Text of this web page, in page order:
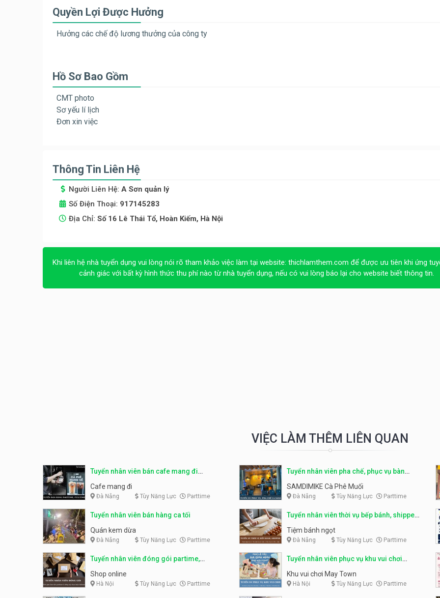
Quyền Lợi Được Hưởng
Hưởng các chế độ lương thưởng của công ty
Hồ Sơ Bao Gồm
CMT photo
Sơ yếu lí lịch
Đơn xin việc
Thông Tin Liên Hệ
Người Liên Hệ: A Sơn quản lý
Số Điện Thoại: 917145283
Địa Chỉ: Số 16 Lê Thái Tổ, Hoàn Kiếm, Hà Nội
Khi liên hệ nhà tuyển dụng vui lòng nói rõ tham khảo việc làm tại website: thichlamthem.com để được ưu tiên khi ứng
cảnh giác với bất kỳ hình thức thu phí nào từ nhà tuyển dụng, nếu có vui lòng báo lại cho website biết thông tin.
VIỆC LÀM THÊM LIÊN QUAN
Tuyển nhân viên bán cafe mang đi
parttime, fulltime
Cafe mang đi
Đà Nẵng Tùy Năng Lực Parttime
Tuyển nhân viên pha chế, phục vụ bàn
parttime
SAMDIMIKE Cà Phê Muối
Đà Nẵng Tùy Năng Lực Parttime
Tuyển nhân viên bán hàng ca tối
Quán kem dừa
Đà Nẵng Tùy Năng Lực Parttime
Tuyển nhân viên thời vụ bếp bánh, shipper
parttime
Tiệm bánh ngọt
Đà Nẵng Tùy Năng Lực Parttime
Tuyển nhân viên đóng gói partime,
fulltime
Shop online
Hà Nội Tùy Năng Lực Parttime
Tuyển nhân viên phục vụ khu vui chơi
parttime linh động
Khu vui chơi May Town
Hà Nội Tùy Năng Lực Parttime